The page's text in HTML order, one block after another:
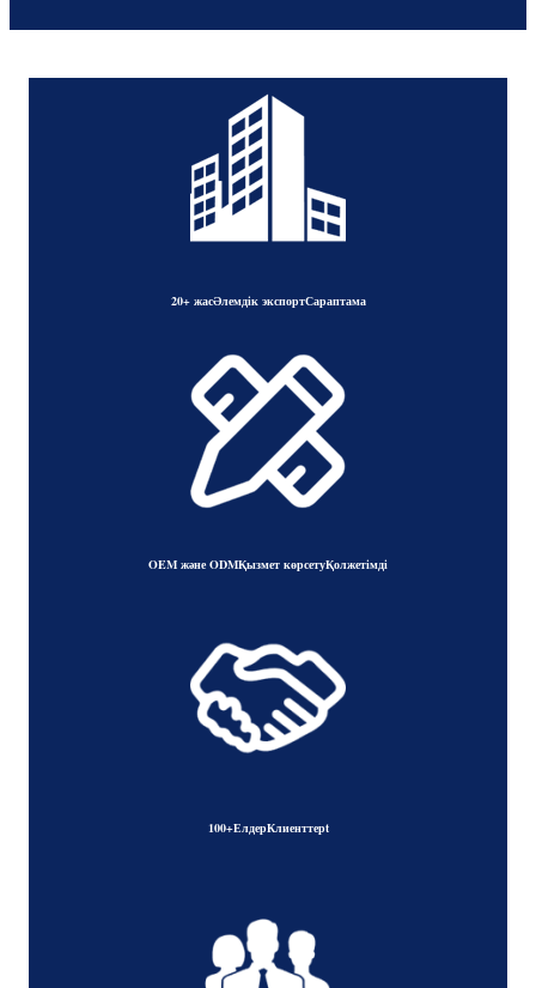
20+ жасӘлемдік экспортСараптама
OEM және ODMҚызмет көрсетуҚолжетімді
100+ЕлдерКлиенттерt